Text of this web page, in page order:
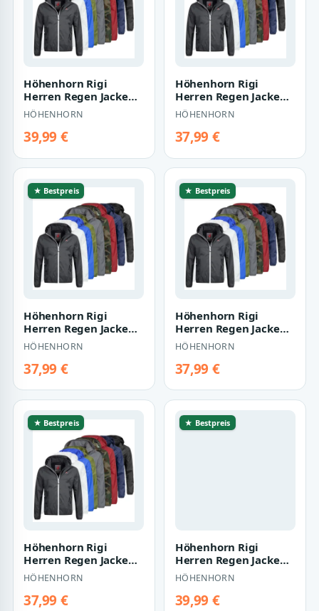
Höhenhorn Rigi
Herren Regen Jacke
Outdoor Rain
Freizeitjacke Kapuze
Re…
HÖHENHORN
39,99 €
Höhenhorn Rigi
Herren Regen Jacke
Outdoor Rain
Freizeitjacke Kapuze
Re…
HÖHENHORN
37,99 €
★ Bestpreis
Höhenhorn Rigi
Herren Regen Jacke
Outdoor Rain
Freizeitjacke Kapuze
Re…
HÖHENHORN
37,99 €
★ Bestpreis
Höhenhorn Rigi
Herren Regen Jacke
Outdoor Rain
Freizeitjacke Kapuze
Re…
HÖHENHORN
37,99 €
★ Bestpreis
Höhenhorn Rigi
Herren Regen Jacke
Outdoor Rain
Freizeitjacke Kapuze
Re…
HÖHENHORN
37,99 €
★ Bestpreis
Höhenhorn Rigi
Herren Regen Jacke
Outdoor Rain
Freizeitjacke Kapuze
Re…
HÖHENHORN
39,99 €